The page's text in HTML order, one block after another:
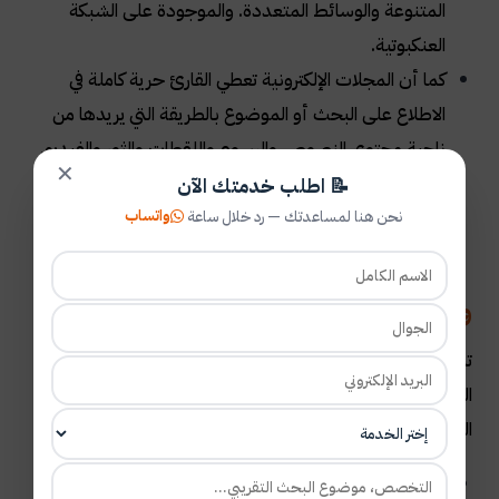
المتنوعة والوسائط المتعددة. والموجودة على الشبكة
العنكبوتية.
كما أن المجلات الإلكترونية تعطي القارئ حرية كاملة في
الاطلاع على البحث أو الموضوع بالطريقة التي يريدها من
ناحية محتوى النصوص والرسوم واللقطات والثور والفيديو.
وبطريقة مريحة جداً.
ما هو الفرق بين المجلات الإلكترونية
والمجلات المطبوعة؟
تنقسم المجلات العلمية إلى قسمين أساسيين وهما المجلات
المطبوعة والمجلات الإلكترونية وهنا فرق واضح بين هذه
النوعين ويتمثل فيما يلي
تعتمد المجلات الإلكترونية المحكمة على الشبكة العنكبوتية
✕ 📝 اطلب خدمتك الآن
نحن هنا لمساعدتك — رد خلال ساعة واتساب